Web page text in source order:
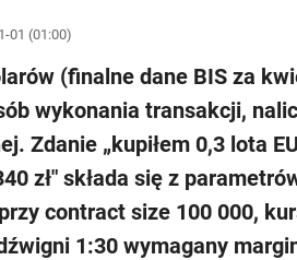
01 (01:00)
(finalne dane BIS za
wykonania transakcji,
Zdanie „kupiłem 0,3 lota
zł" składa się z
contract size 100 000,
1:30 wymagany